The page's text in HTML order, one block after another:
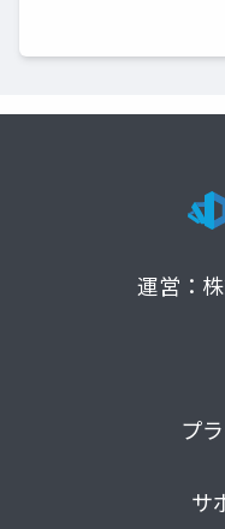
運営：
プ
サ